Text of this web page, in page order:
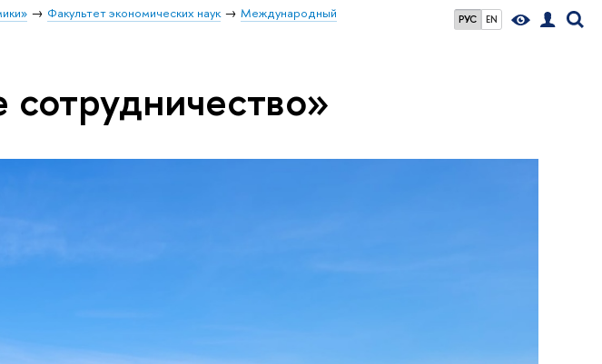
РУС EN
Факультет экономических наук
Международный